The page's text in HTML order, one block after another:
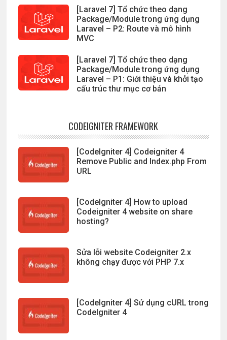
[Laravel 7] Tổ chức theo dạng
Package/Module trong ứng dụng
Laravel – P2: Route và mô hình
MVC
[Laravel 7] Tổ chức theo dạng
Package/Module trong ứng dụng
Laravel – P1: Giới thiệu và khởi tạo
cấu trúc thư mục cơ bản
CODEIGNITER FRAMEWORK
[CodeIgniter 4] Codeigniter 4
Remove Public and Index.php From
URL
[CodeIgniter 4] How to upload
Codeigniter 4 website on share
hosting?
Sửa lỗi website Codeigniter 2.x
không chạy được với PHP 7.x
[CodeIgniter 4] Sử dụng cURL trong
CodeIgniter 4